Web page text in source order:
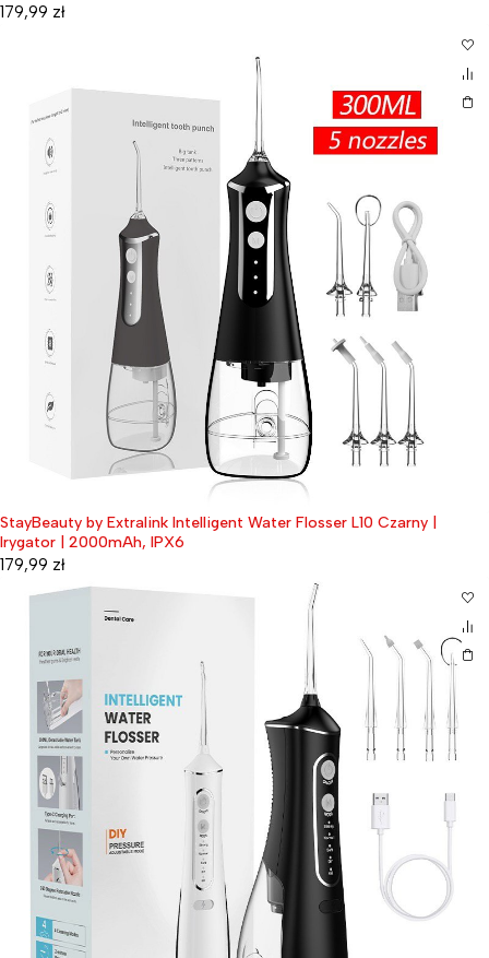
179,99 zł
StayBeauty by Extralink Intelligent Water Flosser L10 Czarny |
Irygator | 2000mAh, IPX6
179,99 zł